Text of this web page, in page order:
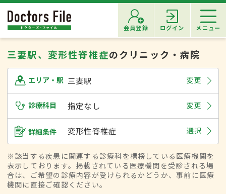
会員登録 ログイン メニュー
三妻駅、変形性脊椎症のクリニック・病院
エリア・駅 三妻駅 変更
診療科目 指定なし 変更
詳細条件 変形性脊椎症 選択
※該当する疾患に関連する診療科を標榜している医療機関を
表示しております。掲載されている医療機関を受診される場
合は、ご希望の診療内容が受けられるかどうか、事前に医療
機関に直接ご確認ください。